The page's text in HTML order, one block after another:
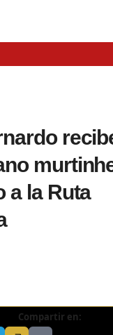
a la Ruta
Compartir en: